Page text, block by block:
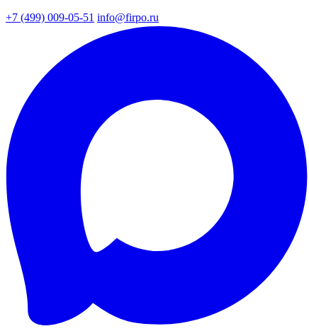
+7 (499) 009-05-51 info@firpo.ru